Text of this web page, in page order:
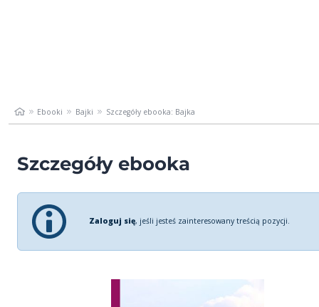
Ebooki Bajki Szczegóły ebooka: Bajka
Szczegóły ebooka
Zaloguj się, jeśli jesteś zainteresowany treścią pozycji.